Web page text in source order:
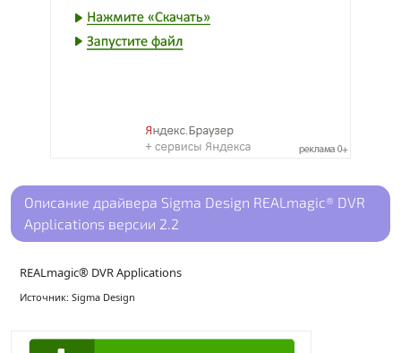
Описание драйвера Sigma Design REALmagic® DVR
Applications версии 2.2
REALmagic® DVR Applications
Источник: Sigma Design